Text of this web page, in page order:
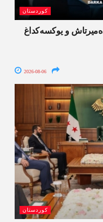
کوردستان
و یوکسەکداغ
2026-08-06
کوردستان